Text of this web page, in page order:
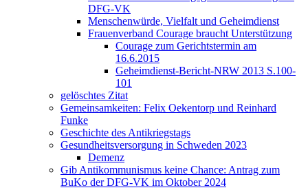
DFG-VK
Menschenwürde, Vielfalt und Geheimdienst
Frauenverband Courage braucht Unterstützung
Courage zum Gerichtstermin am
16.6.2015
Geheimdienst-Bericht-NRW 2013 S.100-
101
gelöschtes Zitat
Gemeinsamkeiten: Felix Oekentorp und Reinhard
Funke
Geschichte des Antikriegstags
Gesundheitsversorgung in Schweden 2023
Demenz
Gib Antikommunismus keine Chance: Antrag zum
BuKo der DFG-VK im Oktober 2024